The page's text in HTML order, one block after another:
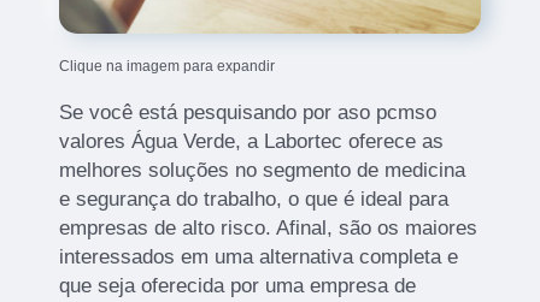
Clique na imagem para expandir
Se você está pesquisando por aso pcmso
valores Água Verde, a Labortec oferece as
melhores soluções no segmento de medicina
e segurança do trabalho, o que é ideal para
empresas de alto risco. Afinal, são os maiores
interessados em uma alternativa completa e
que seja oferecida por uma empresa de